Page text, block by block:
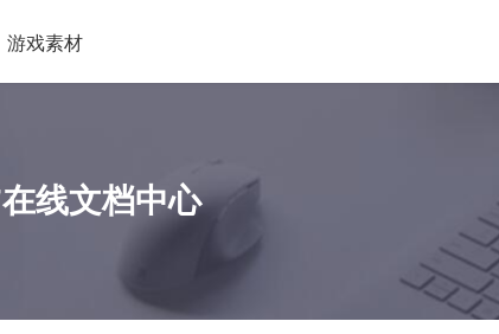
游戏素材
线文档中心